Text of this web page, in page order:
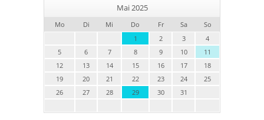
Mai 2025
Mo Di Mi Do Fr Sa
So
1
2 3
4
5
6 7 8 9 10
11
12
13 14 15 16 17
18
19
20 21 22 23 24
25
26
27 28 29 30 31